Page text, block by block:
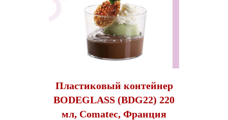
Пластиковый контейнер
BODEGLASS (BDG22) 220
мл, Comatec, Франция